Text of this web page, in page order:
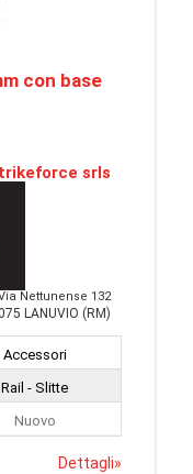
con base
srls
Nettunense 132
LANUVIO (RM)
Accessori
Rail - Slitte
Nuovo
Dettagli»